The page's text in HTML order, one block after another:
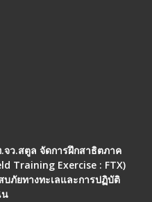
ว.สตูล จัดการฝึกสาธิตภาค
Training Exercise : FTX)
บภัยทางทะเลและการปฏิบัติ
น